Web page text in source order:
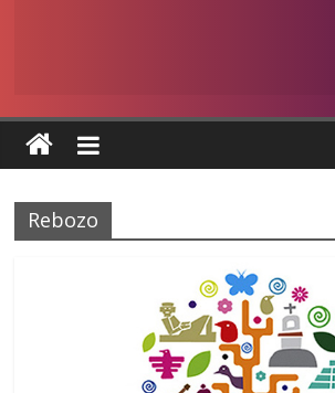
Rebozo